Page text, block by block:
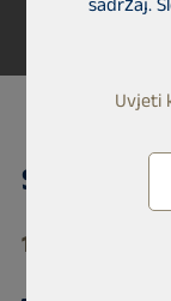
105102 Lekki
Uvjeti